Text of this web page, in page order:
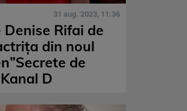
31 aug. 2023, 11:36
Denise Rifai de
din noul
de
D